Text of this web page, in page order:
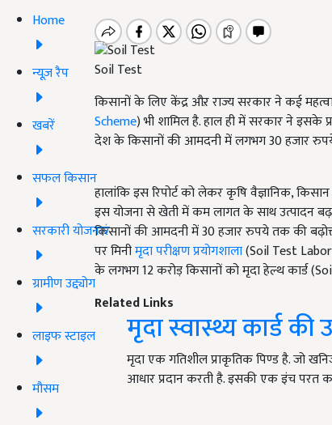
Home
न्यूज़ रैप
खबरें
सफल किसान
सरकारी योजनाएं
ग्रामीण उद्द्योग
लाइफ स्टाइल
मौसम
Soil Test
किसानों के लिए केंद्र औऱ राज्य सरकार ने कई
Scheme) भी शामिल है. हाल ही में सरकार ने इसके
देश के किसानों की आमदनी में लगभग 30 हजार
हालांकि इस रिपोर्ट को लेकर कृषि वैज्ञानिक,
इस योजना से खेती में कम लागत के साथ उत्पादन
किसानों की आमदनी में 30 हजार रुपये तक की
पर मिनीमृदा परीक्षण प्रयोगशाला(Soil Test
के लगभग 12 करोड़ किसानों को मृदा हेल्थ कार्ड
Related Links
मृदा स्वास्थ्य कार्ड
मृदा एक गतिशील प्राकृतिक पिण्ड है. जो
आधार प्रदान करती है. इसकी एक इंच परत